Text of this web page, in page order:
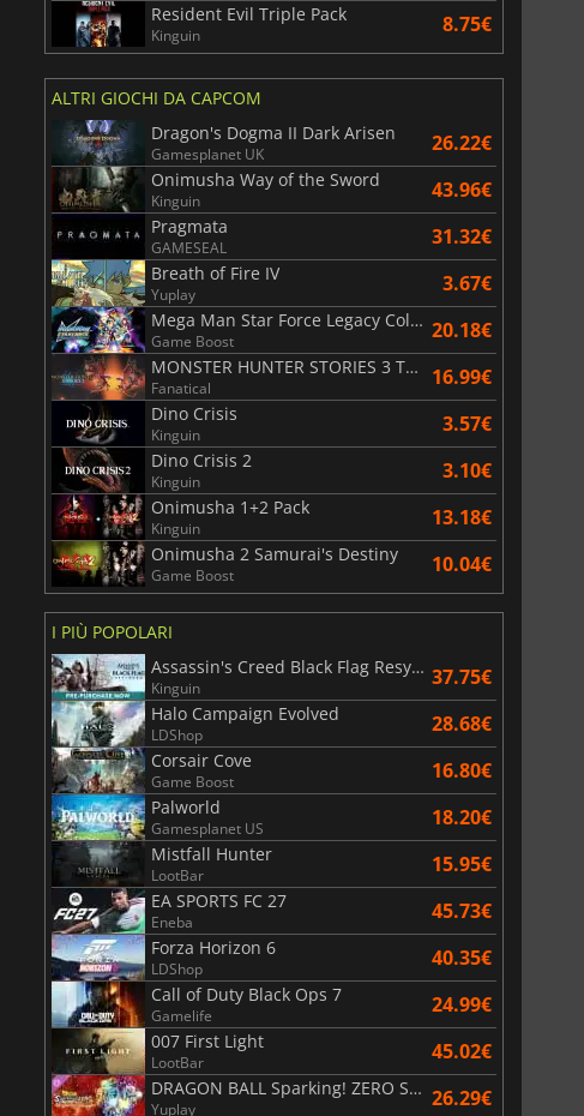
Total War WARHAMMER 3 Lies Of P
Resident Evil Triple Pack
Kinguin 8.75€
ALTRI GIOCHI DA CAPCOM
Dragon's Dogma II Dark Arisen
Gamesplanet UK 26.22€
Onimusha Way of the Sword
Kinguin 43.96€
Pragmata
GAMESEAL 31.32€
Breath of Fire IV
Yuplay 3.67€
Mega Man Star Force Legacy Collection
Game Boost 20.18€
MONSTER HUNTER STORIES 3 TWISTED REFLECTION
Fanatical 16.99€
Dino Crisis
Kinguin 3.57€
Dino Crisis 2
Kinguin 3.10€
Onimusha 1+2 Pack
Kinguin 13.18€
Onimusha 2 Samurai's Destiny
Game Boost 10.04€
I PIÙ POPOLARI
Assassin's Creed Black Flag Resynced
Kinguin 37.75€
Halo Campaign Evolved
LDShop 28.68€
Corsair Cove
Game Boost 16.80€
Palworld
Gamesplanet US 18.20€
Mistfall Hunter
LootBar 15.95€
EA SPORTS FC 27
Eneba 45.73€
Forza Horizon 6
LDShop 40.35€
Call of Duty Black Ops 7
Gamelife 24.99€
007 First Light
LootBar 45.02€
DRAGON BALL Sparking! ZERO Super Limit Breaking NEO
Yuplay 26.29€